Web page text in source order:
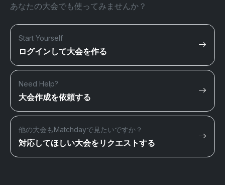
あなたの大会でも使ってみませんか？
Start Yourself
ログインして大会を作る
Need Help?
大会作成を依頼する
他の大会もMatchdayで見たいですか？
対応してほしい大会をリクエストする